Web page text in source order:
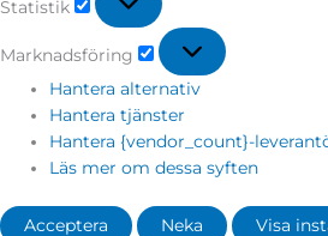
Statistik
Marknadsföring
Hantera alternativ
Hantera tjänster
Hantera {vendor_count}-
Läs mer om dessa syften
Acceptera Neka Visa